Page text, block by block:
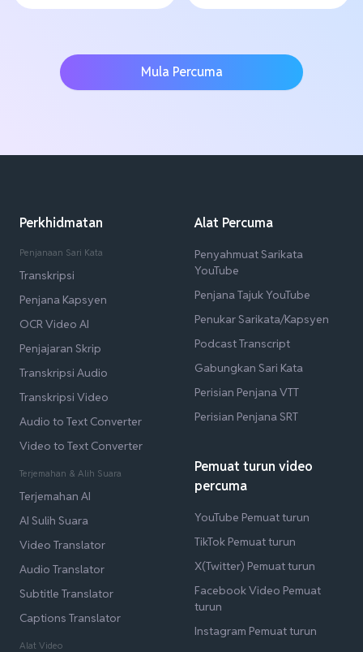
Mula Percuma
Perkhidmatan
Penjanaan Sari Kata
Transkripsi
Penjana Kapsyen
OCR Video AI
Penjajaran Skrip
Transkripsi Audio
Transkripsi Video
Audio to Text Converter
Video to Text Converter
Terjemahan & Alih Suara
Terjemahan AI
AI Sulih Suara
Video Translator
Audio Translator
Subtitle Translator
Captions Translator
Alat Video
Alat Percuma
Penyahmuat Sarikata
YouTube
Penjana Tajuk YouTube
Penukar Sarikata/Kapsyen
Podcast Transcript
Gabungkan Sari Kata
Perisian Penjana VTT
Perisian Penjana SRT
Pemuat turun video
percuma
YouTube Pemuat turun
TikTok Pemuat turun
X(Twitter) Pemuat turun
Facebook Video Pemuat
turun
Instagram Pemuat turun